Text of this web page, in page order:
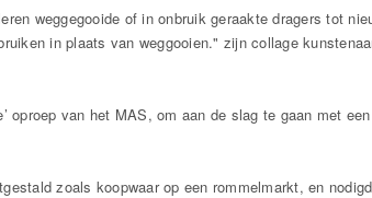
weggegooide of in onbruik geraakte dragers tot
in plaats van weggooien." zijn collage
van het MAS, om aan de slag te gaan met
zoals koopwaar op een rommelmarkt, en